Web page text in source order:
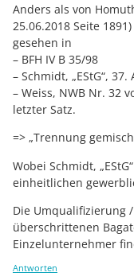
Anders als von
25.06.2018 Seite
gesehen in
– BFH IV B 35/98
– Schmidt, „EStG“, 37.
– Weiss, NWB Nr. 32
letzter Satz.
=> „Trennung
Wobei Schmidt,
einheitlichen
Die Umqualifizierung
überschrittenen
Einzelunternehmer
Antworten